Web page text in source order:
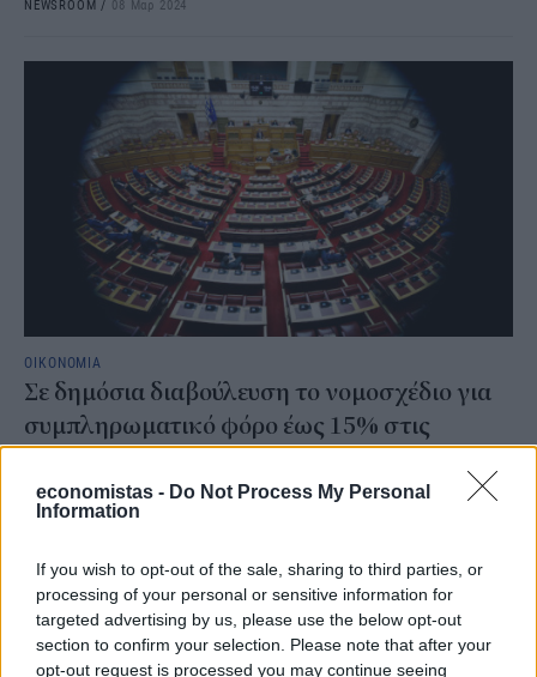
economistas - Do Not Process My Personal
Information
If you wish to opt-out of the sale, sharing to third parties, or
processing of your personal or sensitive information for
targeted advertising by us, please use the below opt-out
section to confirm your selection. Please note that after your
opt-out request is processed you may continue seeing
NEWSROOM / 08 Μαρ 2024
ΟΙΚΟΝΟΜΙΑ
Σε δημόσια διαβούλευση το νομοσχέδιο για
συμπληρωματικό φόρο έως 15% στις
NEWSROOM/23 Φεβ 2024